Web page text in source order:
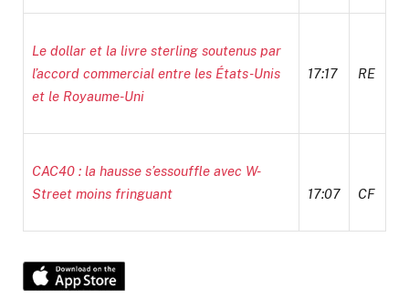
Le dollar et la livre sterling soutenus par
l’accord commercial entre les États-Unis
et le Royaume-Uni
17:17 RE
CAC40 : la hausse s’essouffle avec W-
Street moins fringuant
17:07 CF